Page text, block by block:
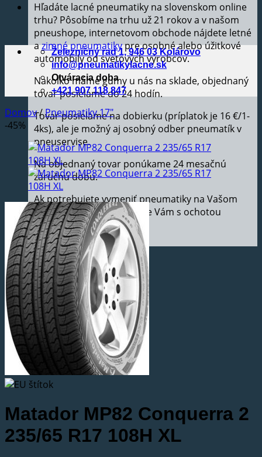
Hľadáte lacné pneumatiky na slovenskom online
trhu? Pôsobíme na trhu už 21 rokov a v našom
pneushope, internetovom obchode nájdete letné
azimné pneumatikypre osobné alebo úžitkové
automobily od svetových výrobcov.
Nakoľko máme gumy u nás na sklade, objednaný
tovar posielame do 24 hodín.
Tovar posielame na dobierku (príplatok je 16 €/1-
4ks), ale je možný aj osobný odber pneumatík v
pneuservise.
Na objednaný tovar ponúkame 24 mesačnú
záručnú dobu.
Ak potrebujete vymeniť pneumatiky na Vašom
aute, v našom pneuservise Vám s ochotou
pomôžeme.
Železničný rad 1, 946 03 Kolárovo
info@pneumatikylacne.sk
Otváracia doba
+421 907 118 847
Domov/Pneumatiky 17"
-45%
Matador MP82 Conquerra 2
235/65 R17 108H XL